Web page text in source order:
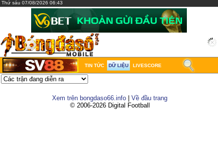
Thứ sáu 07/08/2026 06:43
TIN TỨC DỮ LIỆU LIVESCORE
Xem trên bongdaso66.info
Về đầu trang
© 2006-2026 Digital Football